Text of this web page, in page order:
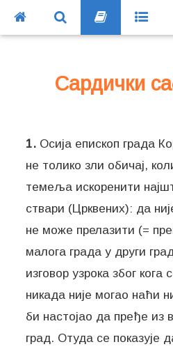
Сардички
1. Осија епископ града
не толико зли обичај,
темеља искоренити
ствари (Црквених): да
не може прелазити (=
малога града у други
изговор узрока због кога
никада није могао наћи
би настојао да пређе из
град. Отуда се показује